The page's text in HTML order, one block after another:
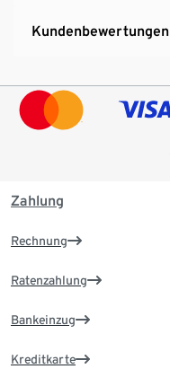
Kundenbewertungen
Zahlung
Rechnung
Ratenzahlung
Bankeinzug
Kreditkarte